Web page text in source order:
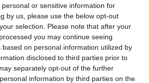
or sensitive information for
by us, please use the below opt-out
selection. Please note that after your
you may continue seeing
based on personal information utilized by
disclosed to third parties prior to
separately opt-out of the further
information by third parties on the
Remaining
Time
Picture-
in-
FC/Facebook